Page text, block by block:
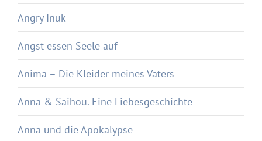
Angry Inuk
Angst essen Seele auf
Anima – Die Kleider meines Vaters
Anna & Saihou. Eine Liebesgeschichte
Anna und die Apokalypse